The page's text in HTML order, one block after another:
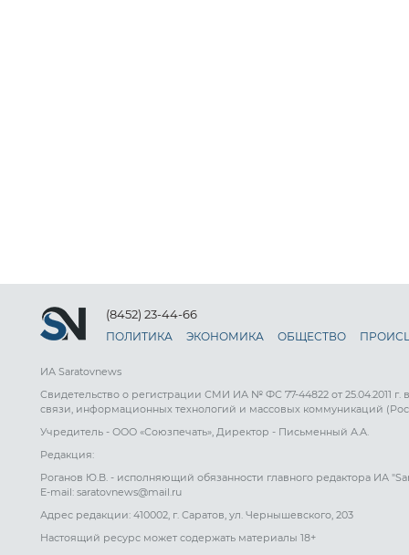
(8452) 23-44-66
ПОЛИТИКА ЭКОНОМИКА ОБЩЕСТВО
ИА Saratovnews
Свидетельство о регистрации СМИ ИА № ФС 77-44822 от 25.04.2011
связи, информационных технологий и массовых коммуникаций
Учредитель - ООО «Союзпечать», Директор - Письменный А.А.
Редакция:
Роганов Ю.В. - исполняющий обязанности главного редактора ИА
E-mail: saratovnews@mail.ru
Адрес редакции: 410002, г. Саратов, ул. Чернышевского, 203
Настоящий ресурс может содержать материалы 18+